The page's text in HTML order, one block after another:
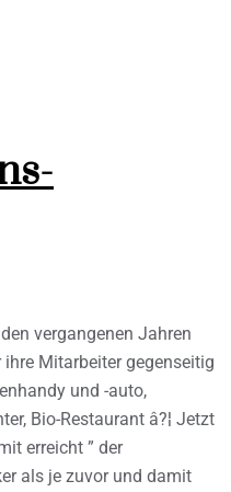
vergangenen Jahren
Mitarbeiter gegenseitig
und -auto,
Bio-Restaurant â?¦ Jetzt
erreicht ” der
als je zuvor und damit